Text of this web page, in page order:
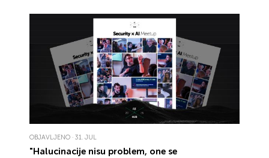
OBJAVLJENO · 31. JUL
"Halucinacije nisu problem, one se